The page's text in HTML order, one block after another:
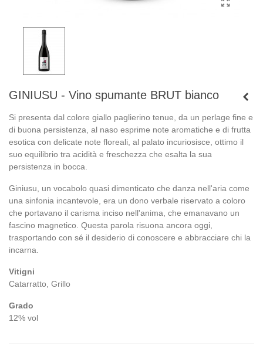
GINIUSU - Vino spumante BRUT bianco
Si presenta dal colore giallo paglierino tenue, da un perlage fine e
di buona persistenza, al naso esprime note aromatiche e di frutta
esotica con delicate note floreali, al palato incuriosisce, ottimo il
suo equilibrio tra acidità e freschezza che esalta la sua
persistenza in bocca.
Giniusu, un vocabolo quasi dimenticato che danza nell'aria come
una sinfonia incantevole, era un dono verbale riservato a coloro
che portavano il carisma inciso nell'anima, che emanavano un
fascino magnetico. Questa parola risuona ancora oggi,
trasportando con sé il desiderio di conoscere e abbracciare chi la
incarna.
Vitigni
Catarratto, Grillo
Grado
12% vol